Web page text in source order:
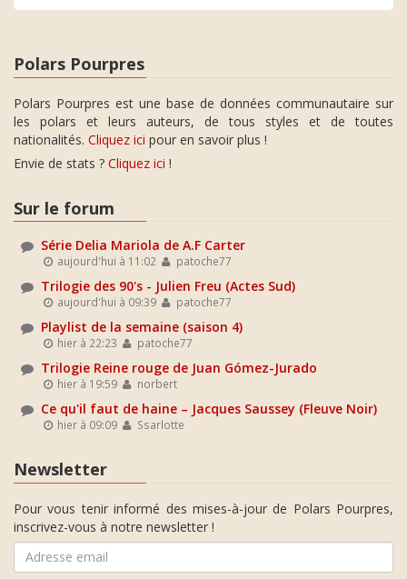
Polars Pourpres
Polars Pourpres est une base de données communautaire sur
les polars et leurs auteurs, de tous styles et de toutes
nationalités. Cliquez ici pour en savoir plus !
Envie de stats ? Cliquez ici !
Sur le forum
Série Delia Mariola de A.F Carter
aujourd'hui à 11:02 patoche77
Trilogie des 90's - Julien Freu (Actes Sud)
aujourd'hui à 09:39 patoche77
Playlist de la semaine (saison 4)
hier à 22:23 patoche77
Trilogie Reine rouge de Juan Gómez-Jurado
hier à 19:59 norbert
Ce qu'il faut de haine – Jacques Saussey (Fleuve Noir)
hier à 09:09 Ssarlotte
Newsletter
Pour vous tenir informé des mises-à-jour de Polars Pourpres,
inscrivez-vous à notre newsletter !